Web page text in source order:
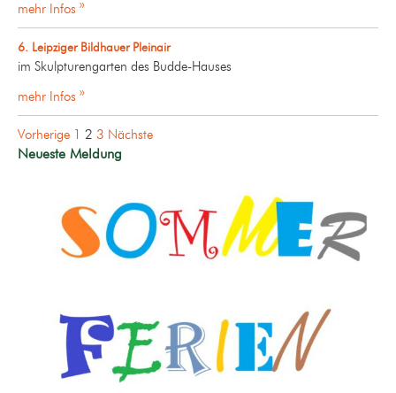
mehr Infos »
6. Leipziger Bildhauer Pleinair
im Skulpturengarten des Budde-Hauses
mehr Infos »
Seitennummerierung
der
Vorherige 1 2 3 Nächste
Neueste Meldung